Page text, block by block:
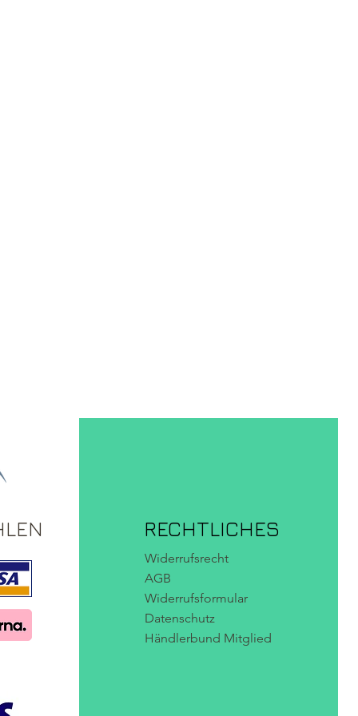
RECHTLICHES
Widerrufsrecht
AGB
Widerrufsformular
Datenschutz
Händlerbund Mitglied